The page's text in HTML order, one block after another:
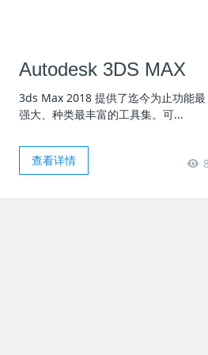
Autodesk 3DS MAX
3ds Max 2018 提供了迄今为止功能最
强大、种类最丰富的工具集。可...
查看详情